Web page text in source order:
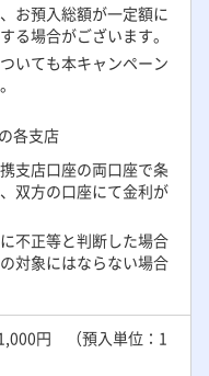
お預入総額が一定額に
る場合がございます。
いても本キャンペーン
各支店
支店口座の両口座で条
双方の口座にて金利が
不正等と判断した場合
対象にはならない場合
円 （預入単位：1